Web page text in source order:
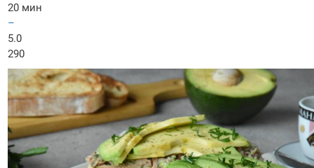
20 мин
–
5.0
290